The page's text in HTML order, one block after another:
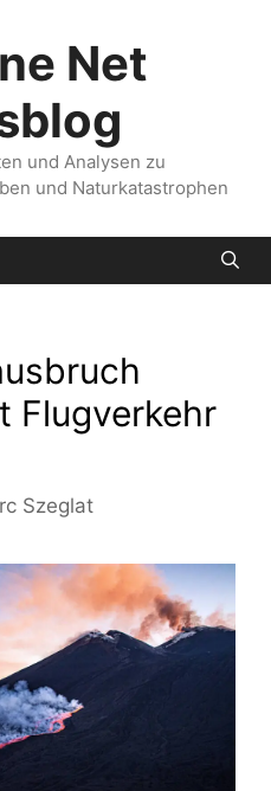
Net
und Analysen zu
und Naturkatastrophen
Flugverkehr
Szeglat